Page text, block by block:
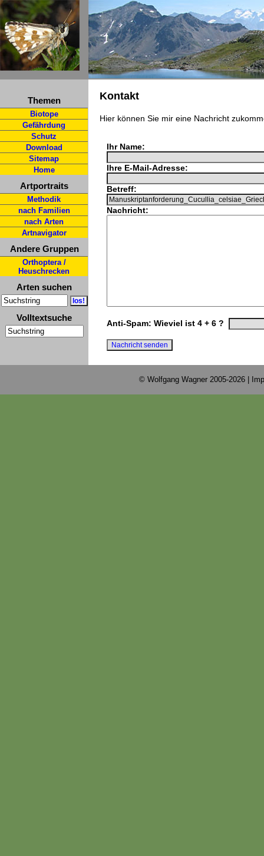
Themen
Biotope
Gefährdung
Schutz
Download
Sitemap
Home
Artportraits
Methodik
nach Familien
nach Arten
Artnavigator
Andere Gruppen
Orthoptera /
Heuschrecken
Arten suchen
Volltextsuche
Kontakt
Hier können Sie mir eine Nachricht
Ihr Name:
Ihre E-Mail-Adresse:
Betreff:
Nachricht:
Anti-Spam: Wieviel ist 4 + 6 ?
© Wolfgang Wagner 2005-2026 |